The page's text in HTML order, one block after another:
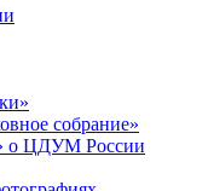
собрание»
о ЦДУМ России